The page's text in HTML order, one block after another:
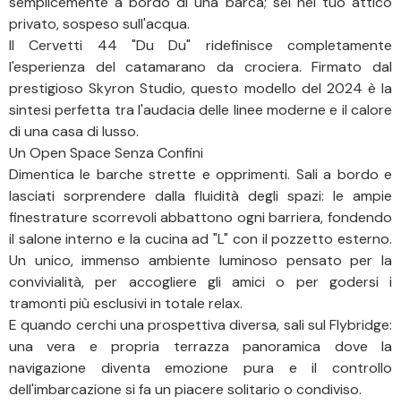
privato, sospeso sull'acqua.
Il Cervetti 44 "Du Du" ridefinisce completamente
l'esperienza del catamarano da crociera. Firmato dal
prestigioso Skyron Studio, questo modello del 2024 è la
sintesi perfetta tra l'audacia delle linee moderne e il calore
di una casa di lusso.
Un Open Space Senza Confini
Dimentica le barche strette e opprimenti. Sali a bordo e
lasciati sorprendere dalla fluidità degli spazi: le ampie
finestrature scorrevoli abbattono ogni barriera, fondendo
il salone interno e la cucina ad "L" con il pozzetto esterno.
Un unico, immenso ambiente luminoso pensato per la
convivialità, per accogliere gli amici o per godersi i
tramonti più esclusivi in totale relax.
E quando cerchi una prospettiva diversa, sali sul Flybridge:
una vera e propria terrazza panoramica dove la
navigazione diventa emozione pura e il controllo
dell'imbarcazione si fa un piacere solitario o condiviso.